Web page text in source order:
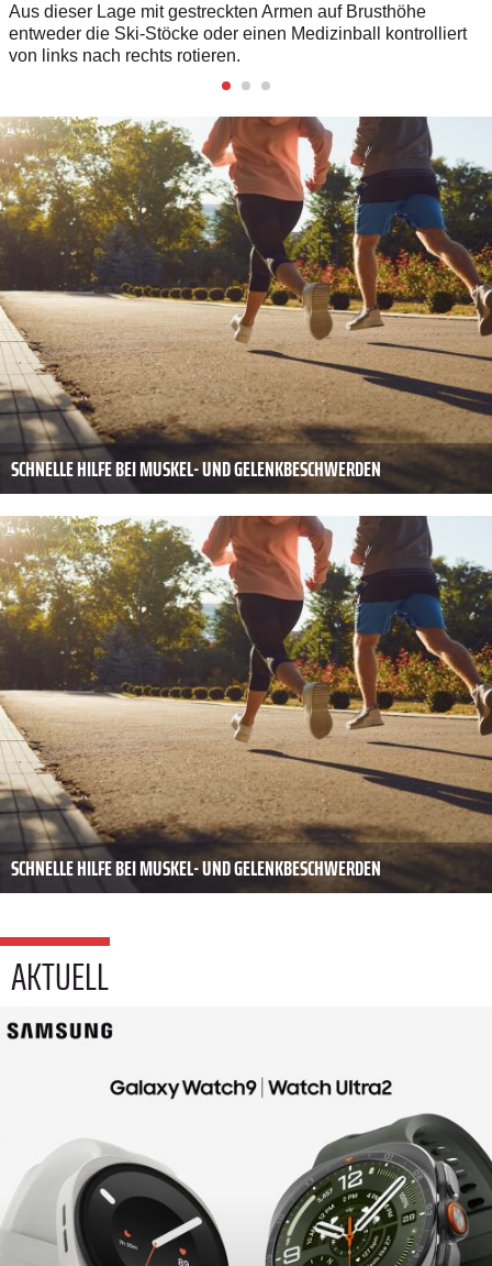
Aus dieser Lage mit gestreckten Armen auf Brusthöhe
entweder die Ski-Stöcke oder einen Medizinball kontrolliert
von links nach rechts rotieren.
SCHNELLE HILFE BEI MUSKEL- UND GELENKBESCHWERDEN
SCHNELLE HILFE BEI MUSKEL- UND GELENKBESCHWERDEN
AKTUELL